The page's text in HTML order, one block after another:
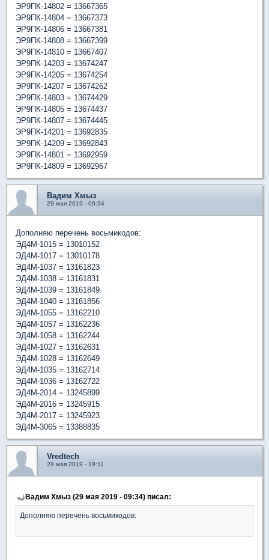
ЭР9ПК-14802 = 13667365
ЭР9ПК-14804 = 13667373
ЭР9ПК-14806 = 13667381
ЭР9ПК-14808 = 13667399
ЭР9ПК-14810 = 13667407
ЭР9ПК-14203 = 13674247
ЭР9ПК-14205 = 13674254
ЭР9ПК-14207 = 13674262
ЭР9ПК-14803 = 13674429
ЭР9ПК-14805 = 13674437
ЭР9ПК-14807 = 13674445
ЭР9ПК-14201 = 13692835
ЭР9ПК-14209 = 13692843
ЭР9ПК-14801 = 13692959
ЭР9ПК-14809 = 13692967
Вадим Хмыз
29 мая 2019 - 09:34
Дополняю перечень восьмикодов:
ЭД4М-1015 = 13010152
ЭД4М-1017 = 13010178
ЭД4М-1037 = 13161823
ЭД4М-1038 = 13161831
ЭД4М-1039 = 13161849
ЭД4М-1040 = 13161856
ЭД4М-1055 = 13162210
ЭД4М-1057 = 13162236
ЭД4М-1058 = 13162244
ЭД4М-1027 = 13162631
ЭД4М-1028 = 13162649
ЭД4М-1035 = 13162714
ЭД4М-1036 = 13162722
ЭД4М-2014 = 13245899
ЭД4М-2016 = 13245915
ЭД4М-2017 = 13245923
ЭД4М-3065 = 13388835
Vredtech
29 мая 2019 - 19:11
Вадим Хмыз (29 мая 2019 - 09:34) писал:
Дополняю перечень восьмикодов: